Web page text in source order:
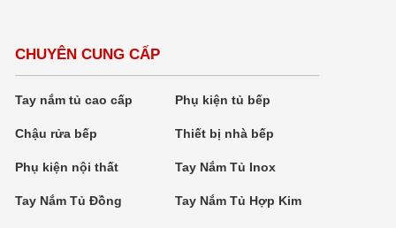
CHUYÊN CUNG CẤP
Tay nắm tủ cao cấp Phụ kiện tủ bếp
Chậu rửa bếp Thiết bị nhà bếp
Phụ kiện nội thất Tay Nắm Tủ Inox
Tay Nắm Tủ Đồng Tay Nắm Tủ Hợp Kim